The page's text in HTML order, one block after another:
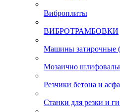
Виброплиты
ВИБРОТРАМБОВКИ
Машины затирочные
Мозаично
Резчики бетона и
Станки для резки и